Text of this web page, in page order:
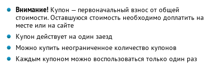
Внимание! Купон — первоначальный взнос от общей
стоимости. Оставшуюся стоимость необходимо доплатить на
месте или на сайте
Купон действует на один заезд
Можно купить неограниченное количество купонов
Каждым купоном можно воспользоваться только один раз